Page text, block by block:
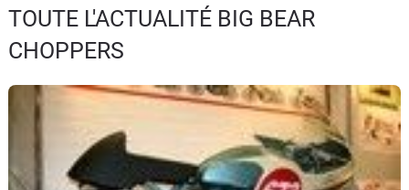
Essais
Equipement
Avis
TOUTE L'ACTUALITÉ BIG BEAR
CHOPPERS